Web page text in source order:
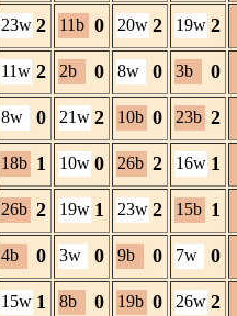
23w 2 11b 0 20w 2 19w 2
11w 2 2b 0 8w 0 3b 0
8w 0 21w 2 10b 0 23b 2
18b 1 10w 0 26b 2 16w 1
26b 2 19w 1 23w 2 15b 1
4b 0 3w 0 9b 0 7w 0
15w 1 8b 0 19b 0 26w 2